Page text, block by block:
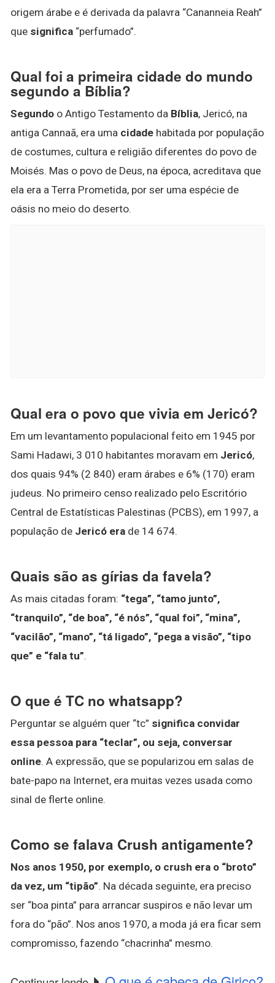
origem árabe e é derivada da palavra “Cananneia Reah”
que significa “perfumado”.
Qual foi a primeira cidade do mundo
segundo a Bíblia?
Segundo o Antigo Testamento da Bíblia, Jericó, na
antiga Cannaã, era uma cidade habitada por população
de costumes, cultura e religião diferentes do povo de
Moisés. Mas o povo de Deus, na época, acreditava que
ela era a Terra Prometida, por ser uma espécie de
oásis no meio do deserto.
Qual era o povo que vivia em Jericó?
Em um levantamento populacional feito em 1945 por
Sami Hadawi, 3 010 habitantes moravam em Jericó,
dos quais 94% (2 840) eram árabes e 6% (170) eram
judeus. No primeiro censo realizado pelo Escritório
Central de Estatísticas Palestinas (PCBS), em 1997, a
população de Jericó era de 14 674.
Quais são as gírias da favela?
As mais citadas foram: “tega”, “tamo junto”,
“tranquilo”, “de boa”, “é nós”, “qual foi”, “mina”,
“vacilão”, “mano”, “tá ligado”, “pega a visão”, “tipo
que” e “fala tu”.
O que é TC no whatsapp?
Perguntar se alguém quer “tc” significa convidar
essa pessoa para “teclar”, ou seja, conversar
online. A expressão, que se popularizou em salas de
bate-papo na Internet, era muitas vezes usada como
sinal de flerte online.
Como se falava Crush antigamente?
Nos anos 1950, por exemplo, o crush era o “broto”
da vez, um “tipão”. Na década seguinte, era preciso
ser “boa pinta” para arrancar suspiros e não levar um
fora do “pão”. Nos anos 1970, a moda já era ficar sem
compromisso, fazendo “chacrinha” mesmo.